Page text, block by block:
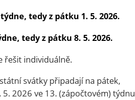
tedy z pátku 1. 5. 2026.
tedy z pátku 8. 5. 2026.
řešit individuálně.
svátky připadají na pátek,
2026 ve 13. (zápočtovém) týdnu